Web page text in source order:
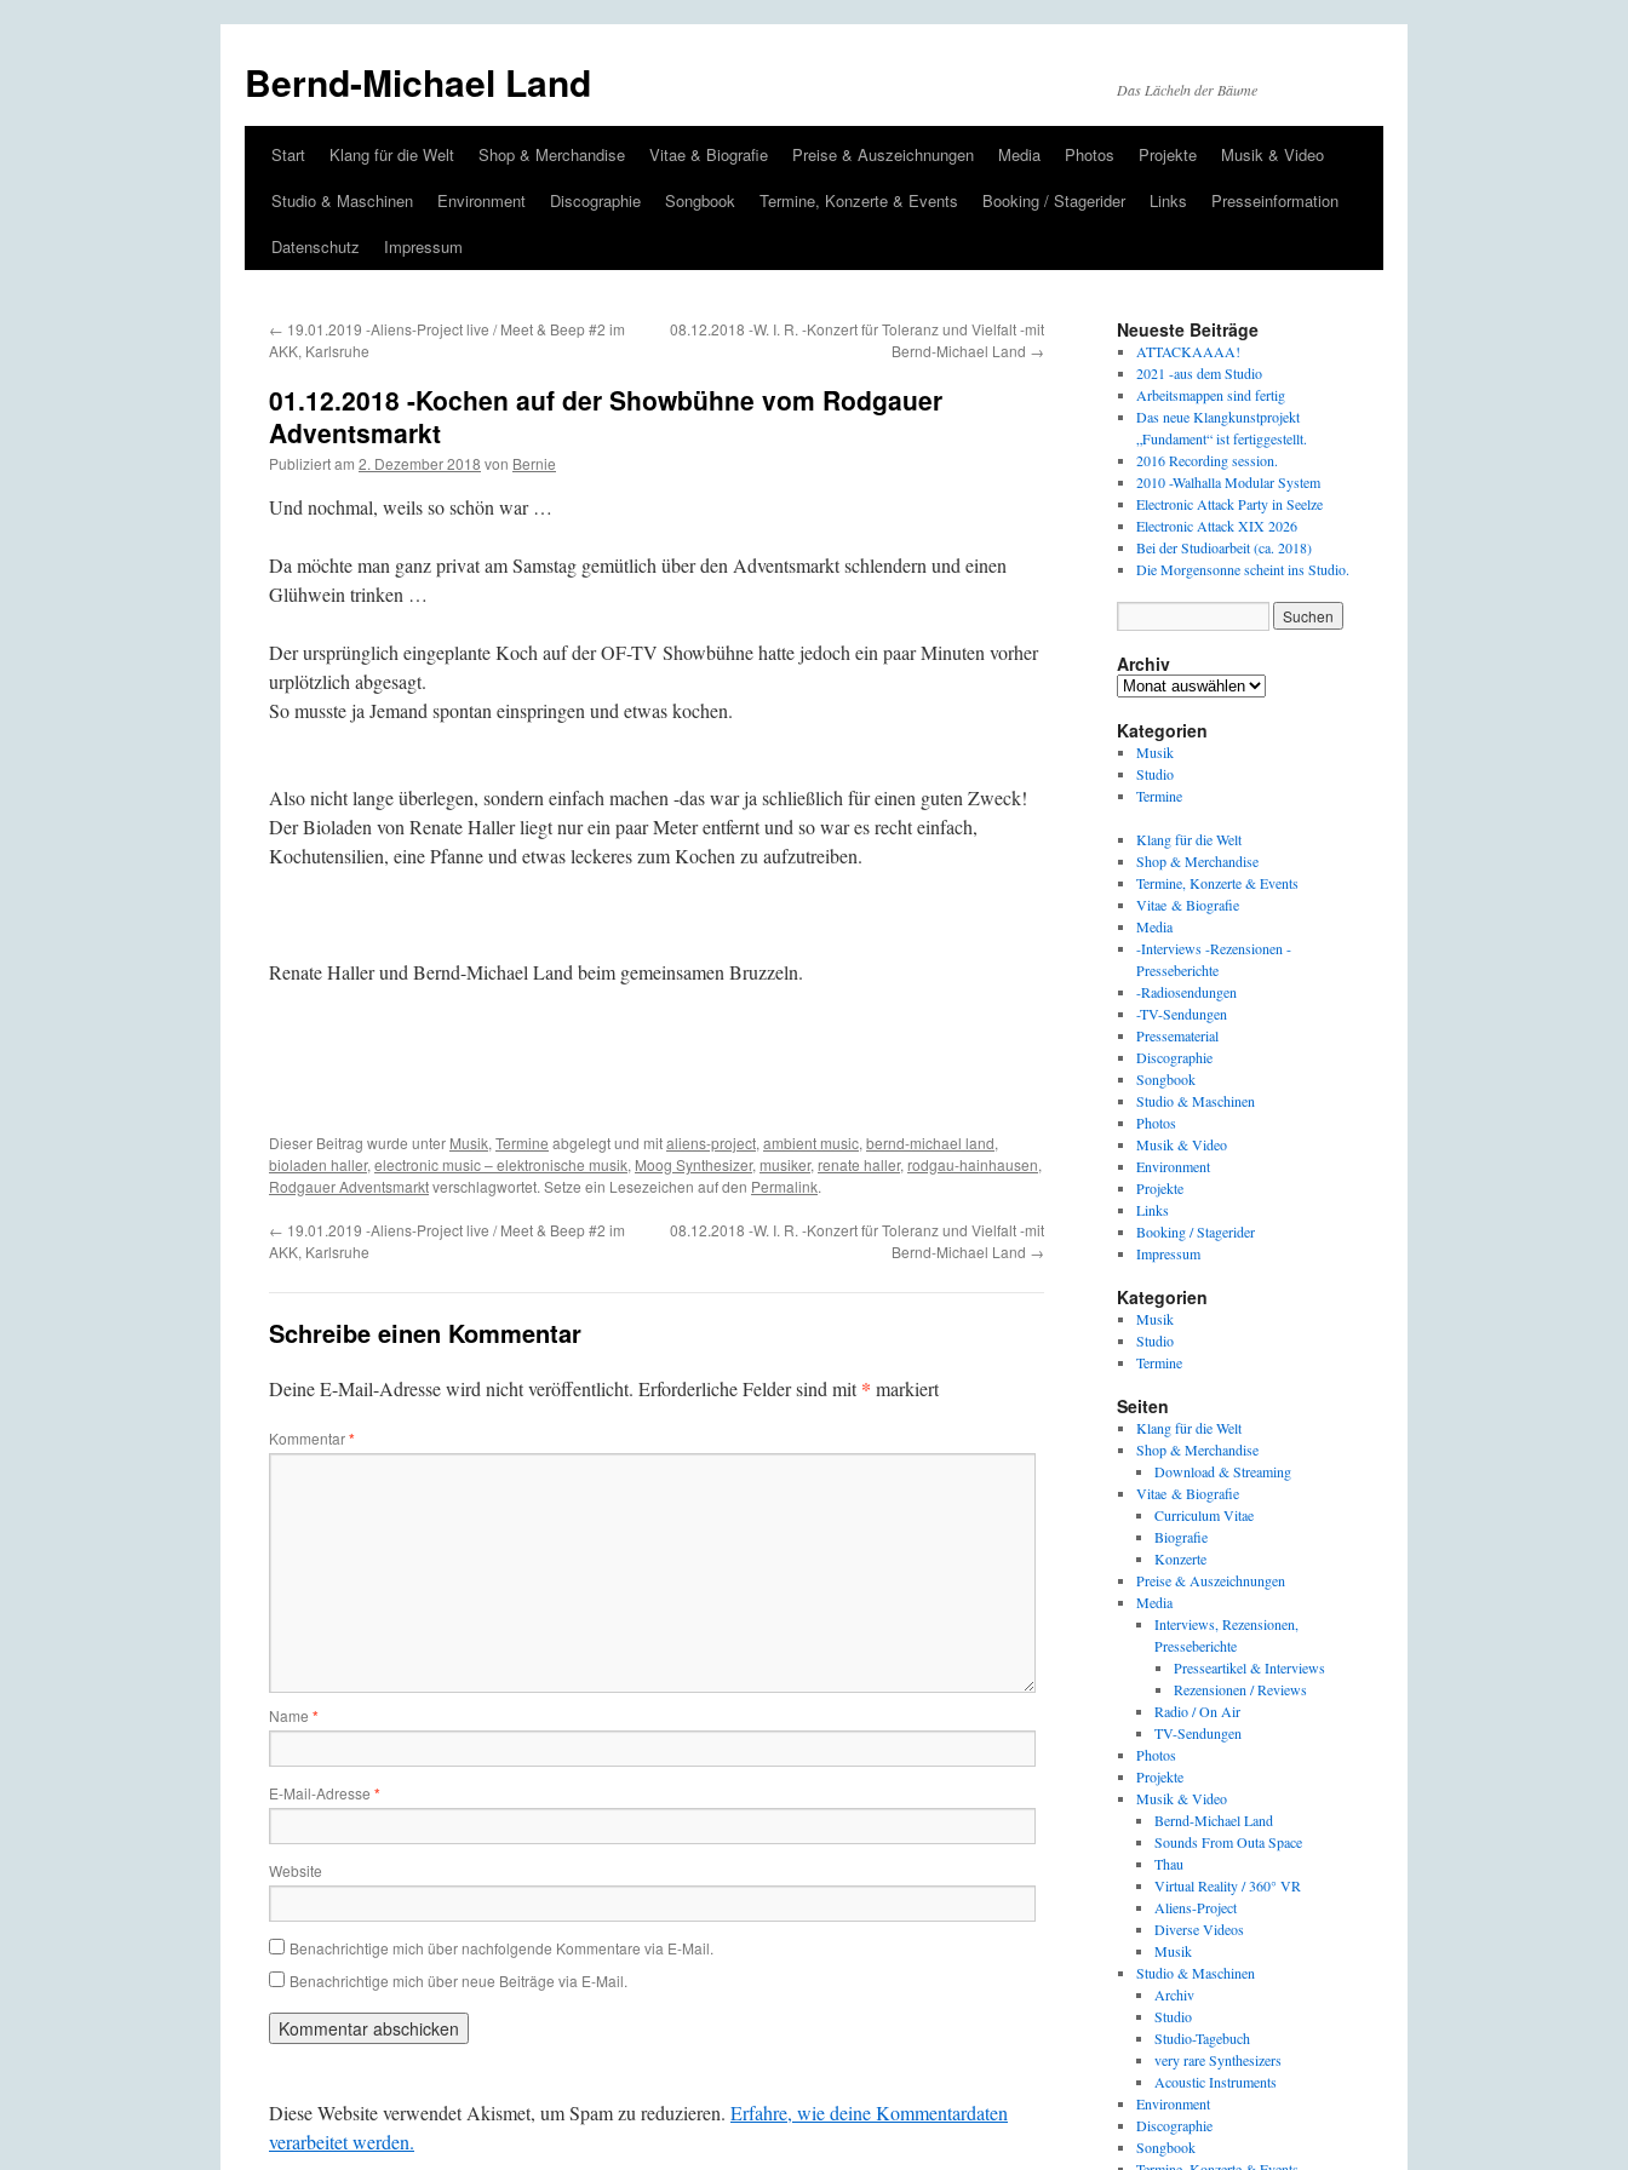
Bernd-Michael Land Das Lächeln der Bäume
Zum
Inhalt
springen
Start Klang für die Welt Shop & Merchandise Vitae & Biografie Preise & Auszeichnungen Media Photos Projekte
Musik & Video
Studio & Maschinen
Environment Discographie Songbook Termine, Konzerte & Events Booking / Stagerider Links
Presseinformation
Datenschutz
Impressum
← 19.01.2019 -Aliens-Project live / Meet & Beep #2 im
AKK, Karlsruhe
08.12.2018 -W. I. R. -Konzert für Toleranz und Vielfalt -mit
Bernd-Michael Land →
01.12.2018 -Kochen auf der Showbühne vom Rodgauer
Adventsmarkt
Publiziert am 2. Dezember 2018 von Bernie
Und nochmal, weils so schön war …
Da möchte man ganz privat am Samstag gemütlich über den Adventsmarkt schlendern und einen
Glühwein trinken …
Der ursprünglich eingeplante Koch auf der OF-TV Showbühne hatte jedoch ein paar Minuten vorher
urplötzlich abgesagt.
So musste ja Jemand spontan einspringen und etwas kochen.
Also nicht lange überlegen, sondern einfach machen -das war ja schließlich für einen guten Zweck!
Der Bioladen von Renate Haller liegt nur ein paar Meter entfernt und so war es recht einfach,
Kochutensilien, eine Pfanne und etwas leckeres zum Kochen zu aufzutreiben.
Renate Haller und Bernd-Michael Land beim gemeinsamen Bruzzeln.
Dieser Beitrag wurde unter Musik, Termine abgelegt und mitaliens-project, ambient music, bernd-michael land,
bioladen haller, electronic music – elektronische musik, Moog Synthesizer, musiker, renate haller, rodgau-hainhausen,
Rodgauer Adventsmarktverschlagwortet. Setze ein Lesezeichen auf den Permalink.
← 19.01.2019 -Aliens-Project live / Meet & Beep #2 im
AKK, Karlsruhe
08.12.2018 -W. I. R. -Konzert für Toleranz und Vielfalt -mit
Bernd-Michael Land →
Schreibe einen Kommentar
Deine E-Mail-Adresse wird nicht veröffentlicht. Erforderliche Felder sind mit* markiert
Kommentar*
Name *
E-Mail-Adresse *
Website
Benachrichtige mich über nachfolgende Kommentare via E-Mail.
Benachrichtige mich über neue Beiträge via E-Mail.
Diese Website verwendet Akismet, um Spam zu reduzieren. Erfahre, wie deine Kommentardaten
verarbeitet werden.
Neueste Beiträge
ATTACKAAAA!
2021 -aus dem Studio
Arbeitsmappen sind fertig
Das neue Klangkunstprojekt
„Fundament“ ist fertiggestellt.
2016 Recording session.
2010 -Walhalla Modular System
Electronic Attack Party in Seelze
Electronic Attack XIX 2026
Bei der Studioarbeit (ca. 2018)
Die Morgensonne scheint ins Studio.
Archiv
Archiv
Kategorien
Musik
Studio
Termine
Klang für die Welt
Shop & Merchandise
Termine, Konzerte & Events
Vitae & Biografie
Media
-Interviews -Rezensionen -
Presseberichte
-Radiosendungen
-TV-Sendungen
Pressematerial
Discographie
Songbook
Studio & Maschinen
Photos
Musik & Video
Environment
Projekte
Links
Booking / Stagerider
Impressum
Kategorien
Musik
Studio
Termine
Seiten
Klang für die Welt
Shop & Merchandise
Download & Streaming
Vitae & Biografie
Curriculum Vitae
Biografie
Konzerte
Preise & Auszeichnungen
Media
Interviews, Rezensionen,
Presseberichte
Presseartikel & Interviews
Rezensionen / Reviews
Radio / On Air
TV-Sendungen
Photos
Projekte
Musik & Video
Bernd-Michael Land
Sounds From Outa Space
Thau
Virtual Reality / 360° VR
Aliens-Project
Diverse Videos
Musik
Studio & Maschinen
Archiv
Studio
Studio-Tagebuch
very rare Synthesizers
Acoustic Instruments
Environment
Discographie
Songbook